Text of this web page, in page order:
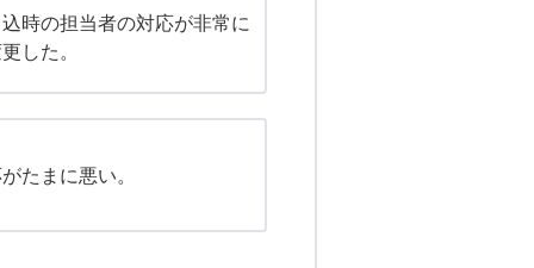
時の担当者の対応が非常に
した。
たまに悪い。